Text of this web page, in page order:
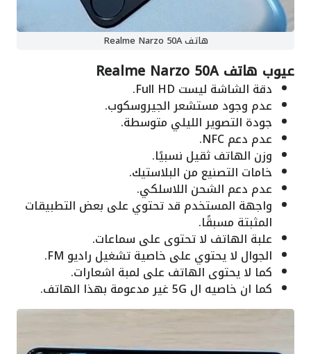
هاتف Realme Narzo 50A
عيوب هاتف Realme Narzo 50A
دقة الشاشة ليست Full HD.
عدم وجود مستشعر الجيروسكوب.
جودة التصوير الليلي متوسطة.
عدم دعم NFC.
وزن الهاتف ثقيل نسبيًا.
خامات التصنيع من البلاستيك.
عدم دعم الشحن اللاسلكي.
واجهة المستخدم قد تحتوي على بعض التطبيقات
المثبتة مسبقًا.
علبة الهاتف لا تحتوى على سماعات.
الجوال لا يحتوي على خاصية تشغيل راديو FM.
كما لا يحتوى الهاتف على لمبة اشعارات.
كما ان خاصيه ال 5G غير مدعومة بهذا الهاتف.